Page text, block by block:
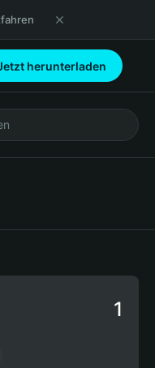
herunterladen